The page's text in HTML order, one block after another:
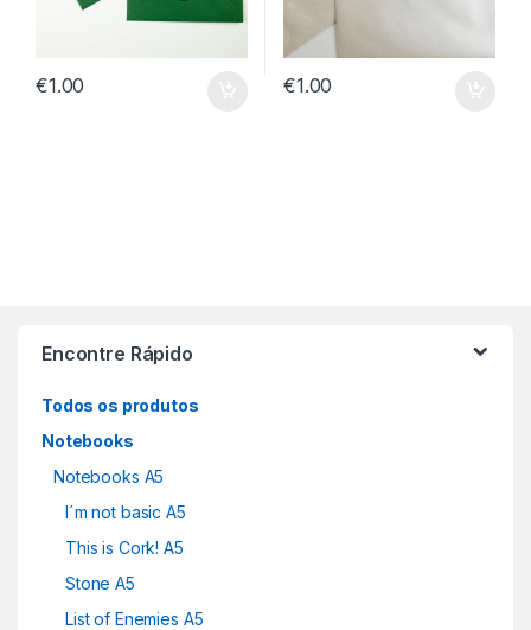
€1.00 €1.00
Encontre Rápido
Todos os produtos
Notebooks
Notebooks A5
I´m not basic A5
This is Cork! A5
Stone A5
List of Enemies A5